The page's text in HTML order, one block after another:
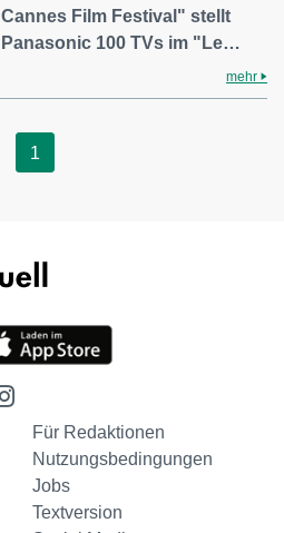
Cannes Film Festival" stellt
Panasonic 100 TVs im "Le…
mehr
1
Für Redaktionen
Nutzungsbedingungen
Jobs
Textversion